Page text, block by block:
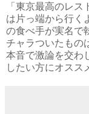
「東京最高のレ
は片っ端から行く
の食べ手が実名で
チャラついたもの
本音で激論を交わ
したい方にオスス